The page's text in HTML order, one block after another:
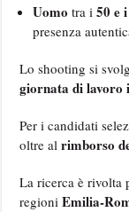
Uomo tra i50 e
presenza
Lo shooting si
giornata di lavoro
Per i candidati
oltre alrimborso
La ricerca è rivolta
regioniEmilia-